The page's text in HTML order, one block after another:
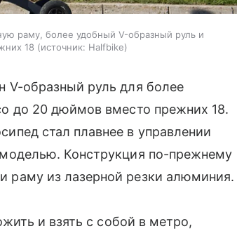
раму, более удобный V-образный руль и
18
источник: Halfbike
V-образный руль для более
до 20 дюймов вместо прежних 18.
стал плавнее в управлении
Конструкция по-прежнему
раму из лазерной резки алюминия.
и взять с собой в метро,